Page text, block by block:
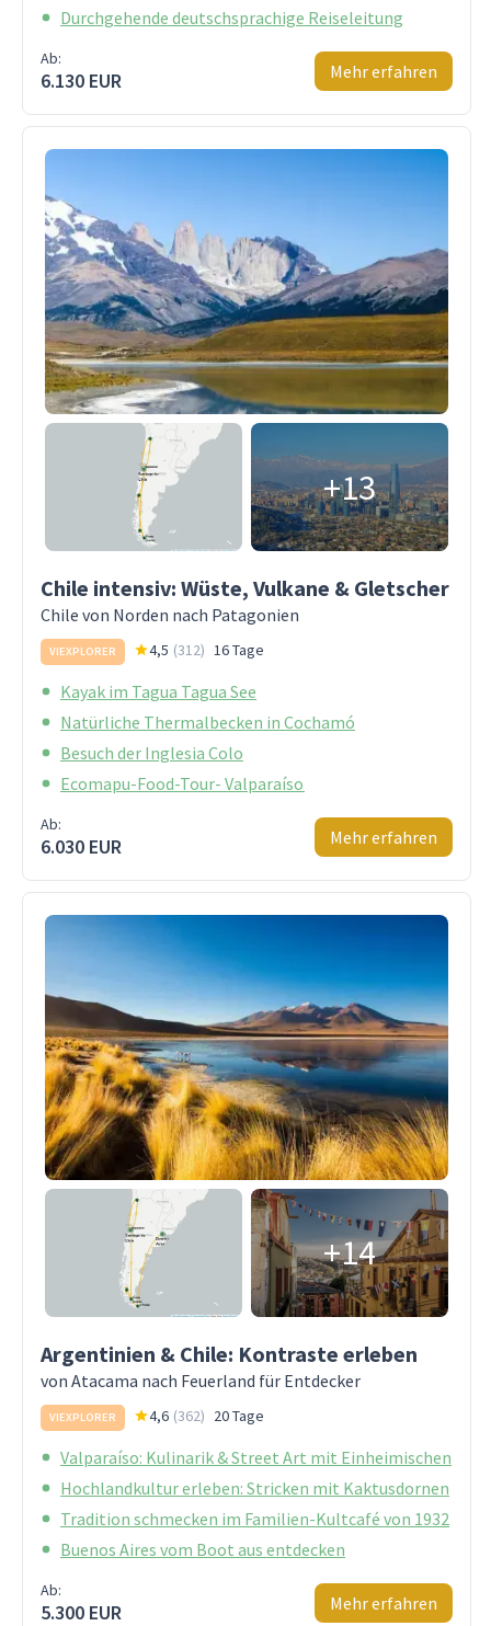
Durchgehende deutschsprachige Reiseleitung
Ab:
6.130 EUR Mehr erfahren
+13
Chile intensiv: Wüste, Vulkane & Gletscher
Chile von Norden nach Patagonien
VIEXPLORER 4,5 (312) 16 Tage
Kayak im Tagua Tagua See
Natürliche Thermalbecken in Cochamó
Besuch der Inglesia Colo
Ecomapu-Food-Tour- Valparaíso
Ab:
6.030 EUR Mehr erfahren
+14
Argentinien & Chile: Kontraste erleben
von Atacama nach Feuerland für Entdecker
VIEXPLORER 4,6 (362) 20 Tage
Valparaíso: Kulinarik & Street Art mit Einheimischen
Hochlandkultur erleben: Stricken mit Kaktusdornen
Tradition schmecken im Familien-Kultcafé von 1932
Buenos Aires vom Boot aus entdecken
Ab:
5.300 EUR Mehr erfahren